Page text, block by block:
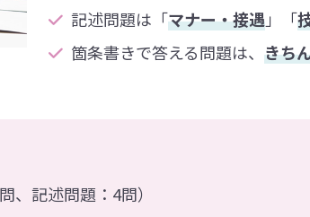
記述問題は「マナー・接遇」「
箇条書きで答える問題は、 きち
、記述問題：4問）